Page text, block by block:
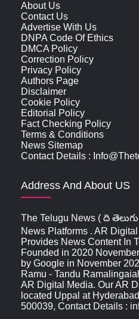
About Us
Contact Us
Advertise With Us
DNPA Code Of Ethics
DMCA Policy
Correction Policy
Privacy Policy
Authors Page
Disclaimer
Cookie Policy
Editorial Policy
Fact Checking Policy
Terms & Conditions
News Sitemap
Contact Details :
Address And About US
The Telugu News ( ది
News Platforms . AR
Provides News Content In
Founded in 2020
by Google in November
Ramu - Tandu
AR Digital Media. Our AR
located Uppal at
500039, Contact Details :